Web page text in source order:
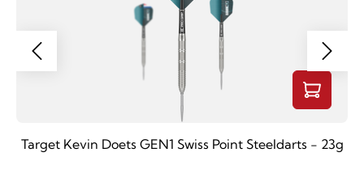
Target Kevin Doets GEN1 Swiss Point Steeldarts - 23g